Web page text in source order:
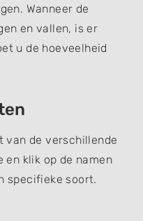
Wanneer de
en vallen, is er
u de hoeveelheid
van de verschillende
en klik op de namen
specifieke soort.